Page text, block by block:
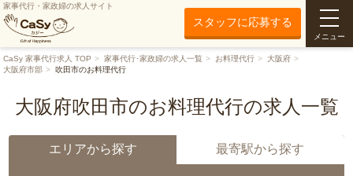
家事代行・家政婦の求人サイト
スタッフに応募する
メニュー
CaSy 家事代行求人 TOP 家事代行･家政婦の求人一覧 お料理代行
大阪府
大阪府市部
吹田市のお料理代行
大阪府吹田市のお料理代行の求人一覧
エリアから探す 最寄駅から探す